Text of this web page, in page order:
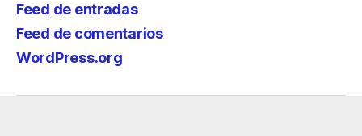
Feed de entradas
Feed de comentarios
WordPress.org